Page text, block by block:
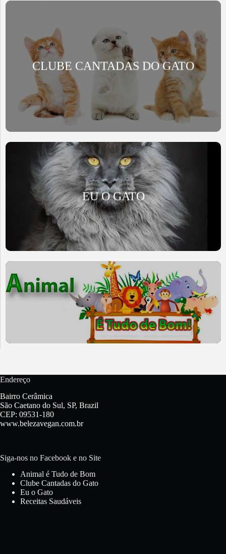
CLUBE CANTADAS DO GATO
EU O GATO
Endereço
Bairro Cerâmica
São Caetano do Sul, SP, Brazil
CEP: 09531-180
www.belezavegan.com.br
Siga-nos no Facebook e no Site
Animal é Tudo de Bom
Clube Cantadas do Gato
Eu o Gato
Receitas Saudáveis